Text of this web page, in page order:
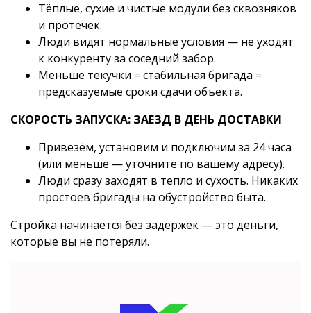
Тёплые, сухие и чистые модули без сквозняков
и протечек.
Люди видят нормальные условия — не уходят
к конкуренту за соседний забор.
Меньше текучки = стабильная бригада =
предсказуемые сроки сдачи объекта.
СКОРОСТЬ ЗАПУСКА: ЗАЕЗД В ДЕНЬ ДОСТАВКИ
Привезём, установим и подключим за 24 часа
(или меньше — уточните по вашему адресу).
Люди сразу заходят в тепло и сухость. Никаких
простоев бригады на обустройство быта.
Стройка начинается без задержек — это деньги,
которые вы не потеряли.